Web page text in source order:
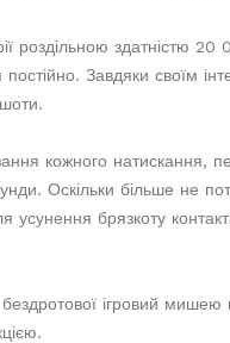
роздільною здатністю
постійно. Завдяки своїм
кожного натискання,
Оскільки більше не
брязкоту
ігровий